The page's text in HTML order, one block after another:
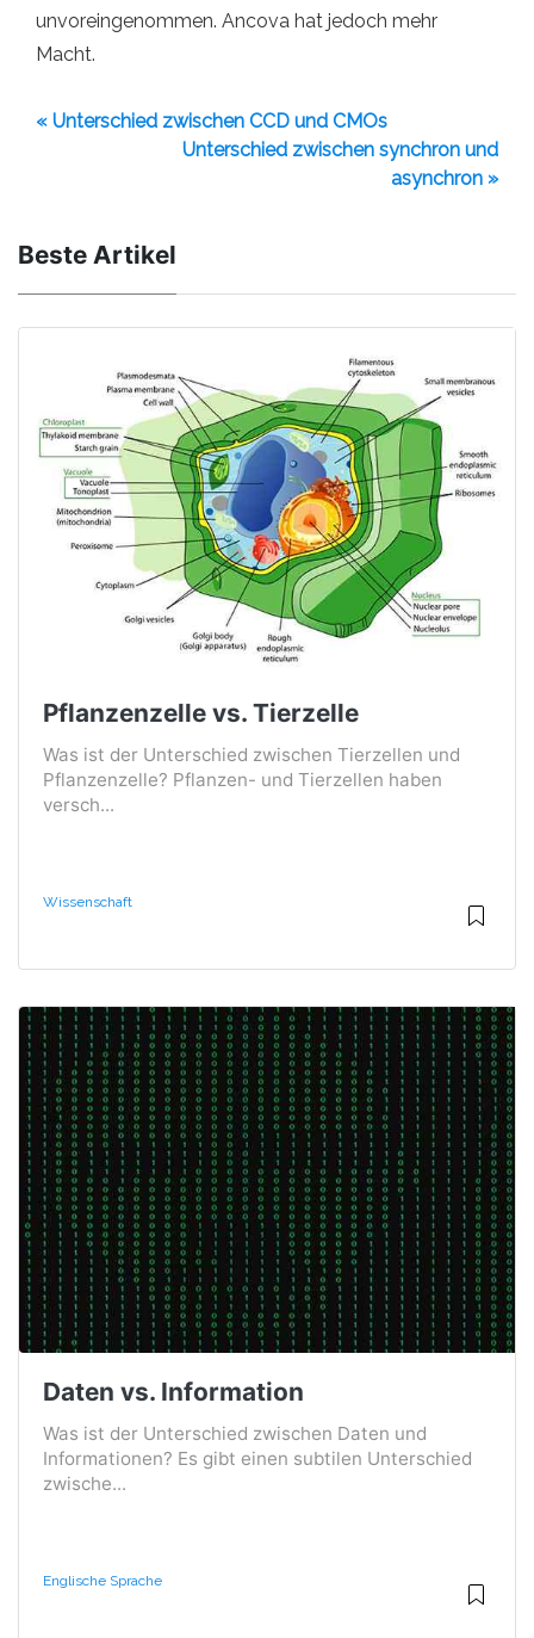
unvoreingenommen. Ancova hat jedoch mehr
Macht.
« Unterschied zwischen CCD und CMOs
Unterschied zwischen synchron und
asynchron »
Beste Artikel
Pflanzenzelle vs. Tierzelle
Was ist der Unterschied zwischen Tierzellen und
Pflanzenzelle? Pflanzen- und Tierzellen haben
versch...
Wissenschaft
Daten vs. Information
Was ist der Unterschied zwischen Daten und
Informationen? Es gibt einen subtilen Unterschied
zwische...
Englische Sprache